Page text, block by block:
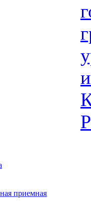
приемная